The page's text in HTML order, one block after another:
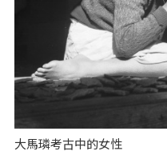
大馬璘考古中的女性